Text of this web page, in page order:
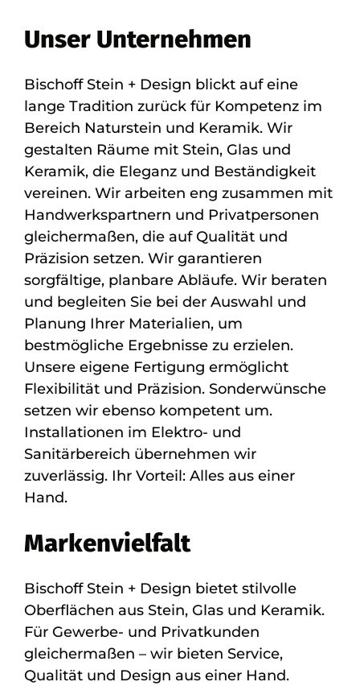
Unser Unternehmen
Bischoff Stein + Design blickt auf eine
lange Tradition zurück für Kompetenz im
Bereich Naturstein und Keramik. Wir
gestalten Räume mit Stein, Glas und
Keramik, die Eleganz und Beständigkeit
vereinen. Wir arbeiten eng zusammen mit
Handwerkspartnern und Privatpersonen
gleichermaßen, die auf Qualität und
Präzision setzen. Wir garantieren
sorgfältige, planbare Abläufe. Wir beraten
und begleiten Sie bei der Auswahl und
Planung Ihrer Materialien, um
bestmögliche Ergebnisse zu erzielen.
Unsere eigene Fertigung ermöglicht
Flexibilität und Präzision. Sonderwünsche
setzen wir ebenso kompetent um.
Installationen im Elektro- und
Sanitärbereich übernehmen wir
zuverlässig. Ihr Vorteil: Alles aus einer
Hand.
Markenvielfalt
Bischoff Stein + Design bietet stilvolle
Oberflächen aus Stein, Glas und Keramik.
Für Gewerbe- und Privatkunden
gleichermaßen – wir bieten Service,
Qualität und Design aus einer Hand.